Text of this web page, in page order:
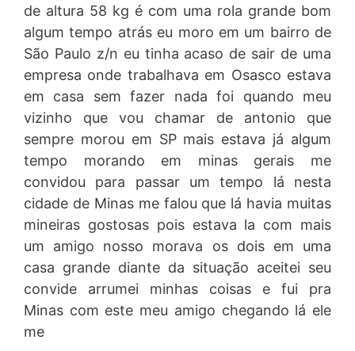
de altura 58 kg é com uma rola grande bom
algum tempo atrás eu moro em um bairro de
São Paulo z/n eu tinha acaso de sair de uma
empresa onde trabalhava em Osasco estava
em casa sem fazer nada foi quando meu
vizinho que vou chamar de antonio que
sempre morou em SP mais estava já algum
tempo morando em minas gerais me
convidou para passar um tempo lá nesta
cidade de Minas me falou que lá havia muitas
mineiras gostosas pois estava la com mais
um amigo nosso morava os dois em uma
casa grande diante da situação aceitei seu
convide arrumei minhas coisas e fui pra
Minas com este meu amigo chegando lá ele
me